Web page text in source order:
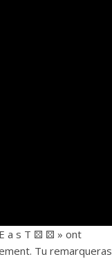
E a s T ⚄ ⚄ » ont
Tu remarqueras